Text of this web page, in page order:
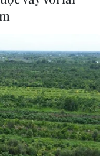
mũi tên. (Ảnh: Tuấn